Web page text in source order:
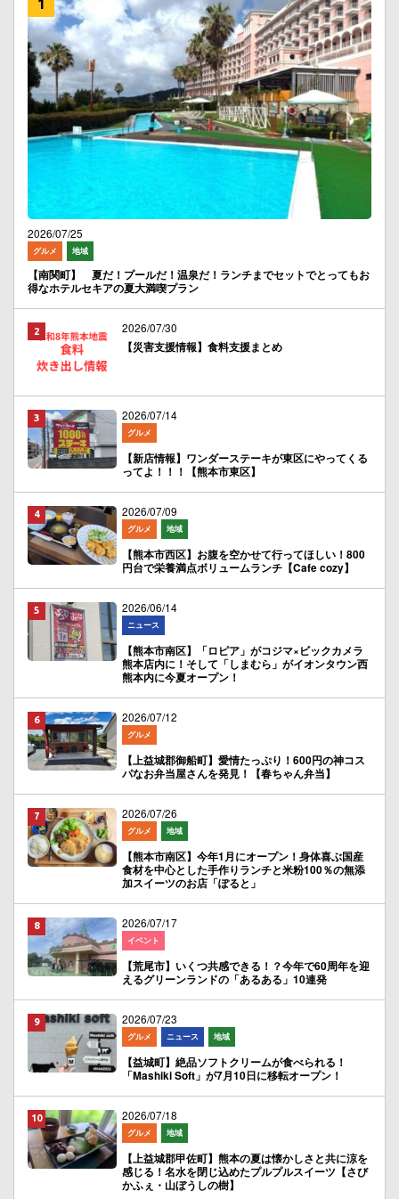
2026/07/25
グルメ 地域
【南関町】 夏だ！プールだ！温泉だ！ランチまでセットでとってもお
得なホテルセキアの夏大満喫プラン
2026/07/30
【災害支援情報】食料支援まとめ
2026/07/14
グルメ
【新店情報】ワンダーステーキが東区にやってくる
ってよ！！！【熊本市東区】
2026/07/09
グルメ 地域
【熊本市西区】お腹を空かせて行ってほしい！800
円台で栄養満点ボリュームランチ【Cafe cozy】
2026/06/14
ニュース
【熊本市南区】「ロピア」がコジマ×ビックカメラ
熊本店内に！そして「しまむら」がイオンタウン西
熊本内に今夏オープン！
2026/07/12
グルメ
【上益城郡御船町】愛情たっぷり！600円の神コス
パなお弁当屋さんを発見！【春ちゃん弁当】
2026/07/26
グルメ 地域
【熊本市南区】今年1月にオープン！身体喜ぶ国産
食材を中心とした手作りランチと米粉100％の無添
加スイーツのお店「ぽると」
2026/07/17
イベント
【荒尾市】いくつ共感できる！？今年で60周年を迎
えるグリーンランドの「あるある」10連発
2026/07/23
グルメ ニュース 地域
【益城町】絶品ソフトクリームが食べられる！
「Mashiki Soft」が7月10日に移転オープン！
2026/07/18
グルメ 地域
【上益城郡甲佐町】熊本の夏は懐かしさと共に涼を
感じる！名水を閉じ込めたプルプルスイーツ【さび
かふぇ・山ぼうしの樹】